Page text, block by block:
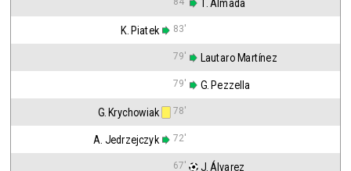
T. Almada
K. Piatek 83'
79' Lautaro Martínez
79' G. Pezzella
G. Krychowiak 78'
A. Jedrzejczyk 72'
67' J. Álvarez